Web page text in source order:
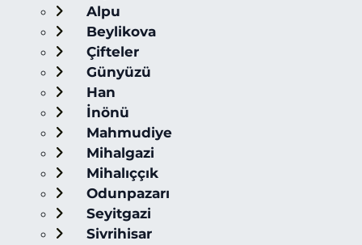
Alpu
Beylikova
Çifteler
Günyüzü
Han
İnönü
Mahmudiye
Mihalgazi
Mihalıççık
Odunpazarı
Seyitgazi
Sivrihisar